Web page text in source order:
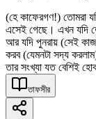
(হে কাফেরগণ!) তোমরা
এসেই গেছে। এখন যদি
আর যদি পুনরায় (সেই
করব (যেমনটা সদ্য
তার সংখ্যা যত বেশিই
তাফসীর